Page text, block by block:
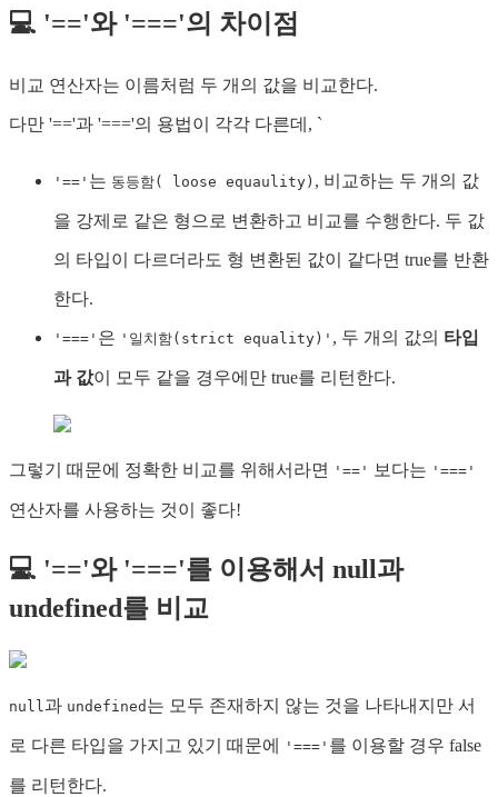
💻 '=='와 '==='의 차이점
비교 연산자는 이름처럼 두 개의 값을 비교한다.
다만 '=='과 '==='의 용법이 각각 다른데, `
'==' 는 동등함( loose equaulity) , 비교하는 두 개의 값
을 강제로 같은 형으로 변환하고 비교를 수행한다. 두 값
의 타입이 다르더라도 형 변환된 값이 같다면 true를 반환
한다.
'===' 은 '일치함(strict equality)' , 두 개의 값의 타입
과 값이 모두 같을 경우에만 true를 리턴한다.
그렇기 때문에 정확한 비교를 위해서라면 '==' 보다는 '==='
연산자를 사용하는 것이 좋다!
💻 '=='와 '==='를 이용해서 null과
undefined를 비교
null과 undefined 는 모두 존재하지 않는 것을 나타내지만 서
로 다른 타입을 가지고 있기 때문에 '===' 를 이용할 경우 false
를 리턴한다.